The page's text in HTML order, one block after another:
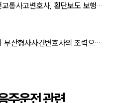
부천교통사고변호사 조력 | 부천교통사고변호사, 횡단보도 보행자 교통사고 치상 사건 집행유예
부산형사사건변호사 방어 사례 | 부산형사사건변호사의 조력으로 무면허운전 경미한 벌금형
주운전 관련